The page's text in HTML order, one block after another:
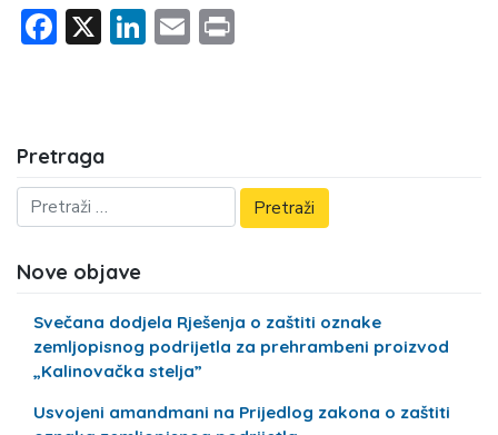
Facebook
X LinkedIn
Email
Pretraga
Nove objave
Svečana dodjela Rješenja o zaštiti oznake
zemljopisnog podrijetla za prehrambeni proizvod
„Kalinovačka stelja”
Usvojeni amandmani na Prijedlog zakona o zaštiti